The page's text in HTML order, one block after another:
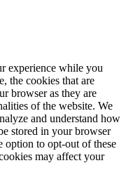
experience while you
the cookies that are
browser as they are
of the website. We
and understand how
stored in your browser
option to opt-out of these
may affect your